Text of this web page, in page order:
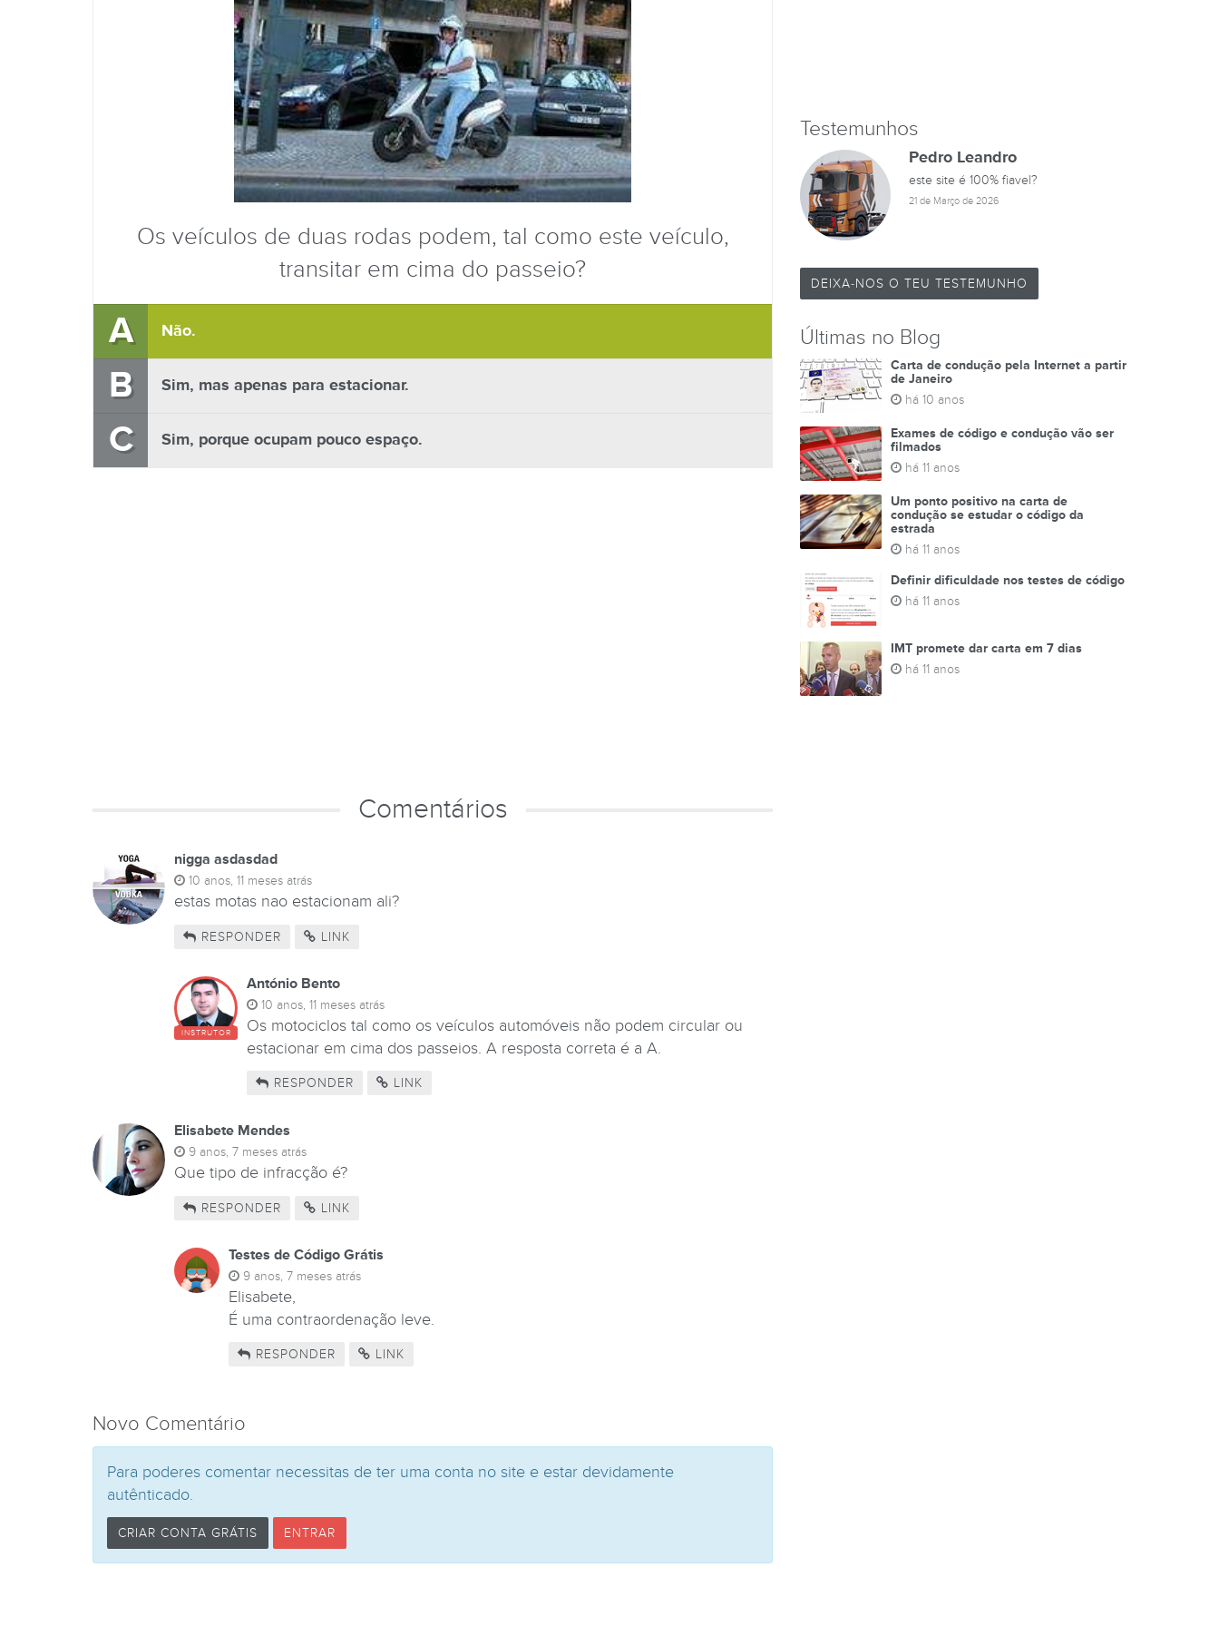
Os veículos de duas rodas podem, tal como este veículo,
transitar em cima do passeio?
A Não.
B Sim, mas apenas para estacionar.
C Sim, porque ocupam pouco espaço.
Comentários
nigga asdasdad
10 anos, 11 meses atrás
estas motas nao estacionam ali?
RESPONDER LINK
INSTRUTOR
António Bento
10 anos, 11 meses atrás
Os motociclos tal como os veículos automóveis não podem circular ou
estacionar em cima dos passeios. A resposta correta é a A.
RESPONDER LINK
Elisabete Mendes
9 anos, 7 meses atrás
Que tipo de infracção é?
RESPONDER LINK
Testes de Código Grátis
9 anos, 7 meses atrás
Elisabete,
É uma contraordenação leve.
RESPONDER LINK
Novo Comentário
Para poderes comentar necessitas de ter uma conta no site e estar devidamente
autênticado.
CRIAR CONTA GRÁTIS ENTRAR
Testemunhos
Pedro Leandro
este site é 100% fiavel?
21 de Março de 2026
DEIXA-NOS O TEU TESTEMUNHO
Últimas no Blog
Carta de condução pela Internet a partir
de Janeiro
há 10 anos
Exames de código e condução vão ser
filmados
há 11 anos
Um ponto positivo na carta de
condução se estudar o código da
estrada
há 11 anos
Definir dificuldade nos testes de código
há 11 anos
IMT promete dar carta em 7 dias
há 11 anos